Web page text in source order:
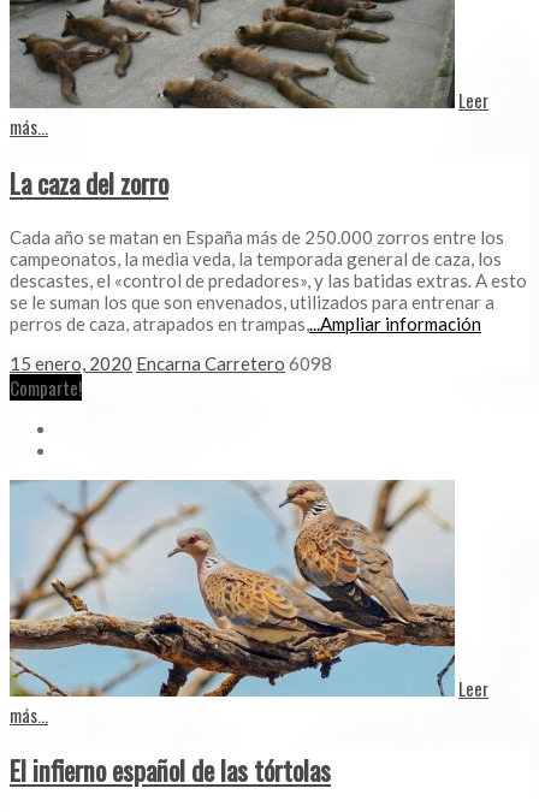
Leer
más...
La caza del zorro
Cada año se matan en España más de 250.000 zorros entre los
campeonatos, la media veda, la temporada general de caza, los
descastes, el «control de predadores», y las batidas extras. A esto
se le suman los que son envenados, utilizados para entrenar a
perros de caza, atrapados en trampas,...Ampliar información
15 enero, 2020 Encarna Carretero 6098
Comparte!
Leer
más...
El infierno español de las tórtolas